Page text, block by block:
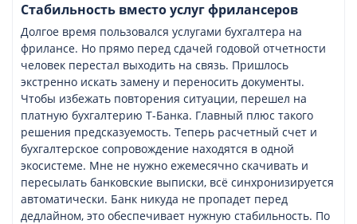
Стабильность вместо услуг фрилансеров
Долгое время пользовался услугами бухгалтера на
фрилансе. Но прямо перед сдачей годовой отчетности
человек перестал выходить на связь. Пришлось
экстренно искать замену и переносить документы.
Чтобы избежать повторения ситуации, перешел на
платную бухгалтерию Т-Банка. Главный плюс такого
решения предсказуемость. Теперь расчетный счет и
бухгалтерское сопровождение находятся в одной
экосистеме. Мне не нужно ежемесячно скачивать и
пересылать банковские выписки, всё синхронизируется
автоматически. Банк никуда не пропадет перед
дедлайном, это обеспечивает нужную стабильность. По